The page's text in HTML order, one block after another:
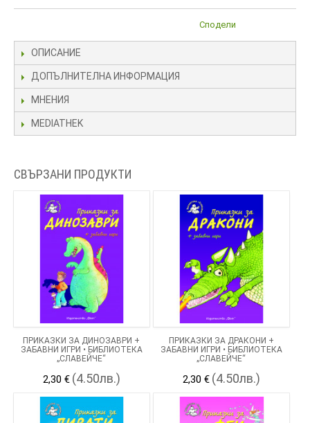
Сподели
ОПИСАНИЕ
ДОПЪЛНИТЕЛНА ИНФОРМАЦИЯ
МНЕНИЯ
MEDIATHEK
СВЪРЗАНИ ПРОДУКТИ
ПРИКАЗКИ ЗА ДИНОЗАВРИ +
ЗАБАВНИ ИГРИ • БИБЛИОТЕКА
„СЛАВЕЙЧЕ“
2,30 € (4.50лв.)
ПРИКАЗКИ ЗА ДРАКОНИ +
ЗАБАВНИ ИГРИ • БИБЛИОТЕКА
„СЛАВЕЙЧЕ“
2,30 € (4.50лв.)